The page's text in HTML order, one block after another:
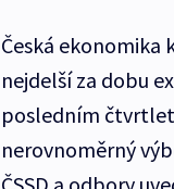
Česká ekonomika
nejdelší za dobu
posledním
nerovnoměrný